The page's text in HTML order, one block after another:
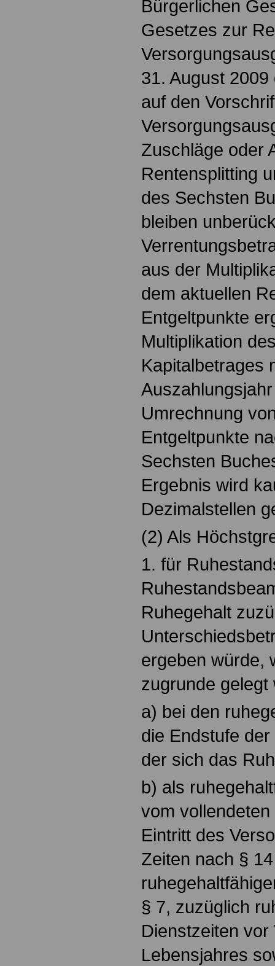
Bürgerlichen
Gesetzes zur
31. August
auf den
Zuschläge oder
Rentensplitting
des Sechsten
bleiben
aus der
dem aktuellen
Entgeltpunkte
Multiplikation
Kapitalbetrages
Umrechnung
Entgeltpunkte
Sechsten
Ergebnis wird
Dezimalstellen
(2) Als
1. für
Ruhegehalt
ergeben würde,
zugrunde gelegt
a) bei den
die Endstufe
der sich das
b) als
vom
Eintritt des
Zeiten nach §
§ 7, zuzüglich
Dienstzeiten vor
Lebensjahres